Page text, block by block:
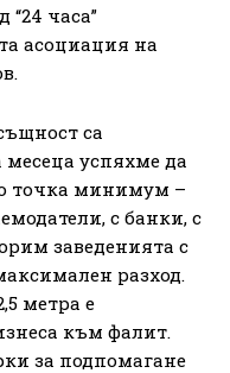
“24 часа”
асоциация на
са
успяхме да
точка минимум –
с банки, с
заведенията с
разход.
метра е
към фалит.
за подпомагане